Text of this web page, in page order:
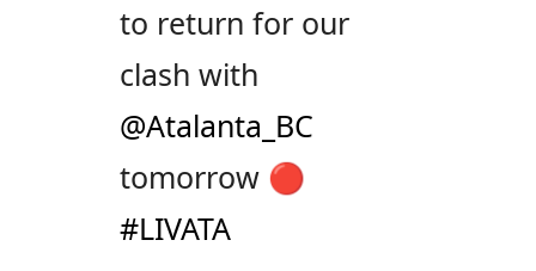
to return for our
clash with
@Atalanta_BC
tomorrow 🔴
#LIVATA